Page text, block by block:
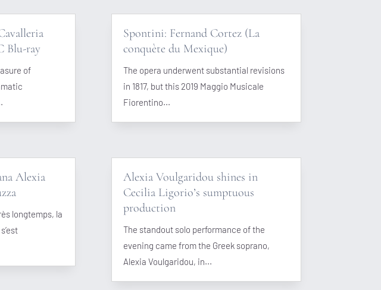
Blu-ray
of
Alexia
longtemps, la
Spontini: Fernand Cortez (La
conquète du Mexique)
The opera underwent substantial revisions
in 1817, but this 2019 Maggio Musicale
Fiorentino...
Alexia Voulgaridou shines in
Cecilia Ligorio’s sumptuous
production
The standout solo performance of the
evening came from the Greek soprano,
Alexia Voulgaridou, in...